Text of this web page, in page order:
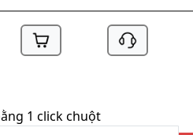
1 click chuột